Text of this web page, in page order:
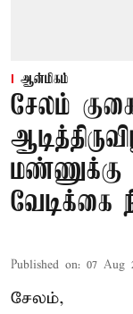
ஆன்மிகம்
சேலம்
வேடிக்கை
Published on: 07 Aug
சேலம்,